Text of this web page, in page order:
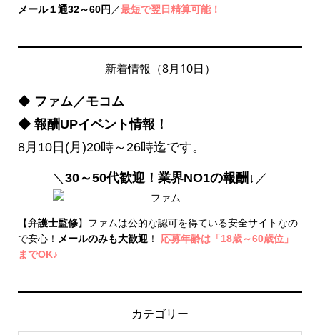
メール１通32～60円 ／最短で翌日精算可能！
新着情報（8月10日）
◆ ファム／モコム
◆ 報酬UPイベント情報！
8月10日(月)20時～26時迄です。
＼ 30～50代歓迎！業界NO1の報酬↓ ／
【弁護士監修】ファムは公的な認可を得ている安全サイトなの
で安心！ メールのみも大歓迎 ！ 応募年齢は「18歳～60歳位」
までOK♪
カテゴリー